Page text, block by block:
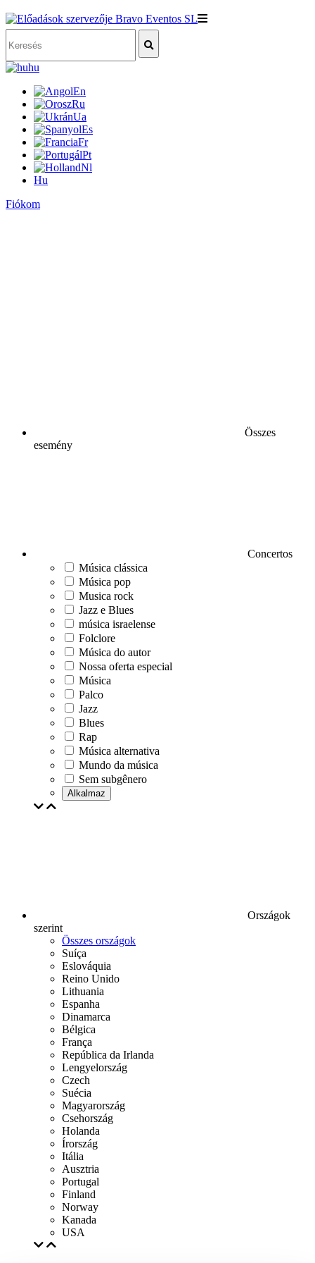
hu
En
Ru
Ua
Es
Fr
Pt
Nl
Hu
Fiókom
Összes
esemény
Concertos
Música clássica
Música pop
Musica rock
Jazz e Blues
música israelense
Folclore
Música do autor
Nossa oferta especial
Música
Palco
Jazz
Blues
Rap
Música alternativa
Mundo da música
Sem subgênero
Alkalmaz
Országok
szerint
Összes országok
Suíça
Eslováquia
Reino Unido
Lithuania
Espanha
Dinamarca
Bélgica
França
República da Irlanda
Lengyelország
Czech
Suécia
Magyarország
Csehország
Holanda
Írország
Itália
Ausztria
Portugal
Finland
Norway
Kanada
USA